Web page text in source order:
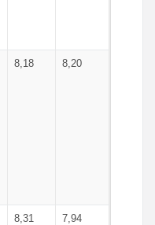
8,18 8,20
8,31 7,94